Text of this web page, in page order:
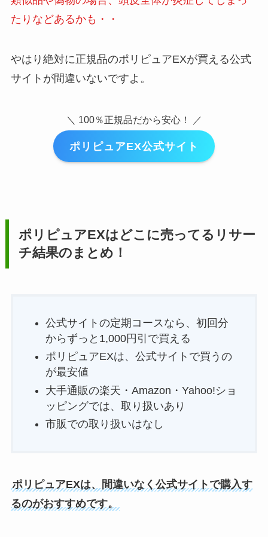
たりなどあるかも・・
やはり絶対に正規品のポリピュアEXが買える公式
サイトが間違いないですよ。
＼ 100％正規品だから安心！ ／
ポリピュアEX公式サイト
ポリピュアEXはどこに売ってるリサー
チ結果のまとめ！
公式サイトの定期コースなら、初回分
からずっと1,000円引で買える
ポリピュアEXは、公式サイトで買うの
が最安値
大手通販の楽天・Amazon・Yahoo!ショ
ッピングでは、取り扱いあり
市販での取り扱いはなし
ポリピュアEXは、間違いなく公式サイトで購入す
るのがおすすめです。